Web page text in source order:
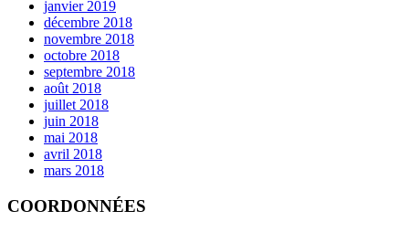
janvier 2019
décembre 2018
novembre 2018
octobre 2018
septembre 2018
août 2018
juillet 2018
juin 2018
mai 2018
avril 2018
mars 2018
COORDONNÉES